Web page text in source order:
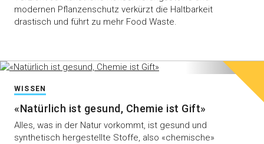
modernen Pflanzenschutz verkürzt die Haltbarkeit
drastisch und führt zu mehr Food Waste.
WISSEN
«Natürlich ist gesund, Chemie ist Gift»
Alles, was in der Natur vorkommt, ist gesund und
synthetisch hergestellte Stoffe, also «chemische»